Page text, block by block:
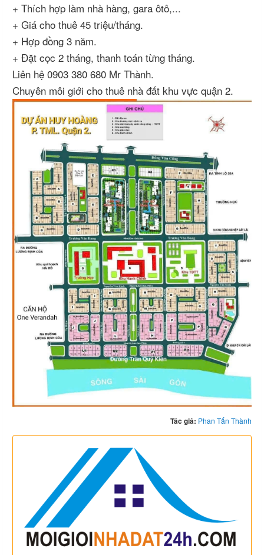
+ Thích hợp làm nhà hàng, gara ôtô,...
+ Giá cho thuê 45 triệu/tháng.
+ Hợp đồng 3 năm.
+ Đặt cọc 2 tháng, thanh toán từng tháng.
Liên hệ 0903 380 680 Mr Thành.
Chuyên môi giới cho thuê nhà đất khu vực quận 2.
Tác giả: Phan Tấn Thành